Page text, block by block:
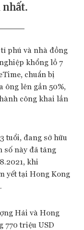
nhất.
tỉ phú và nhà đồng
khổng lồ 7
chuẩn bị
ông lên gần 50%,
công khai lần
tuổi, đang sở hữu
số này đã tăng
khi
yết tại Hong Kong
Hải và Hong
770 triệu USD